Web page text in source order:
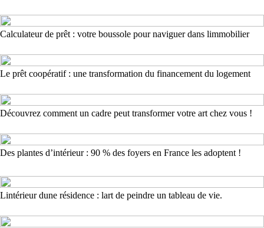
Calculateur de prêt : votre boussole pour naviguer dans limmobilier
Le prêt coopératif : une transformation du financement du logement
Découvrez comment un cadre peut transformer votre art chez vous !
Des plantes d’intérieur : 90 % des foyers en France les adoptent !
Lintérieur dune résidence : lart de peindre un tableau de vie.